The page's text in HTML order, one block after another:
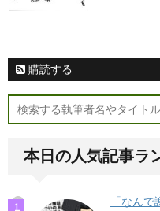
購読する
本日の人気記事ラ
「なん